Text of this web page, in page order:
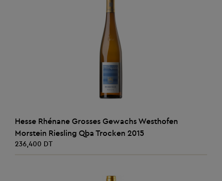
AJOUTER AU PANIER
Hesse Rhénane Grosses Gewachs Westhofen
Morstein Riesling Qba Trocken 2015
236,400 DT